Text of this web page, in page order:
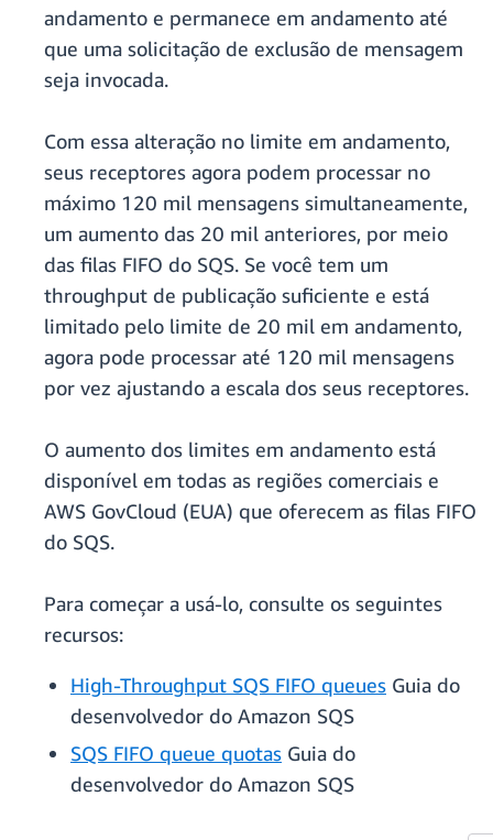
andamento e permanece em andamento até
que uma solicitação de exclusão de mensagem
seja invocada.
Com essa alteração no limite em andamento,
seus receptores agora podem processar no
máximo 120 mil mensagens simultaneamente,
um aumento das 20 mil anteriores, por meio
das filas FIFO do SQS. Se você tem um
throughput de publicação suficiente e está
limitado pelo limite de 20 mil em andamento,
agora pode processar até 120 mil mensagens
por vez ajustando a escala dos seus receptores.
O aumento dos limites em andamento está
disponível em todas as regiões comerciais e
AWS GovCloud (EUA) que oferecem as filas FIFO
do SQS.
Para começar a usá-lo, consulte os seguintes
recursos:
High-Throughput SQS FIFO queues Guia do
desenvolvedor do Amazon SQS
SQS FIFO queue quotas Guia do
desenvolvedor do Amazon SQS